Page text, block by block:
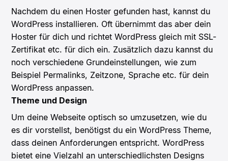
Nachdem du einen Hoster gefunden hast, kannst du
WordPress installieren. Oft übernimmt das aber dein
Hoster für dich und richtet WordPress gleich mit SSL-
Zertifikat etc. für dich ein. Zusätzlich dazu kannst du
noch verschiedene Grundeinstellungen, wie zum
Beispiel Permalinks, Zeitzone, Sprache etc. für dein
WordPress anpassen.
Theme und Design
Um deine Webseite optisch so umzusetzen, wie du
es dir vorstellst, benötigst du ein WordPress Theme,
dass deinen Anforderungen entspricht. WordPress
bietet eine Vielzahl an unterschiedlichsten Designs